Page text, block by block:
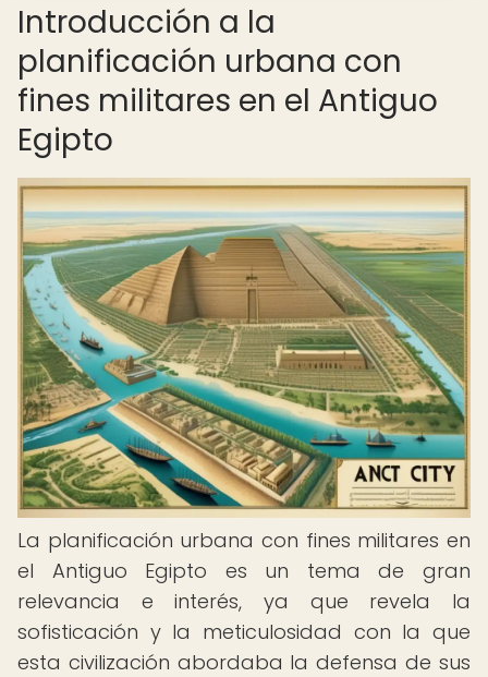
Introducción a la
planificación urbana con
fines militares en el Antiguo
Egipto
La planificación urbana con fines militares en
el Antiguo Egipto es un tema de gran
relevancia e interés, ya que revela la
sofisticación y la meticulosidad con la que
esta civilización abordaba la defensa de sus